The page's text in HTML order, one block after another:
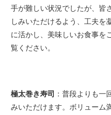
手が難しい状況でしたが、皆
しみいただけるよう、工夫を
に活かし、美味しいお食事を
覧ください。
極太巻き寿司
：普段よりも一
みいただけます。ボリューム